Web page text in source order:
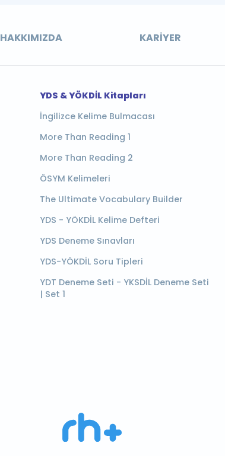
HAKKIMIZDA KARIYER
YDS & YÖKDİL Kitapları
İngilizce Kelime Bulmacası
More Than Reading 1
More Than Reading 2
ÖSYM Kelimeleri
The Ultimate Vocabulary Builder
YDS - YÖKDİL Kelime Defteri
YDS Deneme Sınavları
YDS-YÖKDİL Soru Tipleri
YDT Deneme Seti - YKSDİL Deneme Seti
| Set 1